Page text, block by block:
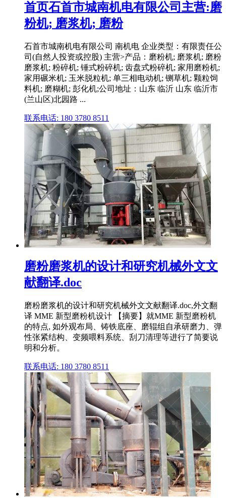
首页石首市城南机电有限公司主营:磨
粉机; 磨浆机; 磨粉
石首市城南机电有限公司 南机电 企业类型：有限责任公
司(自然人投资或控股) 主营>产品：磨粉机; 磨浆机; 磨粉
磨浆机; 粉碎机; 锤式粉碎机; 齿盘式粉碎机; 家用磨粉机;
家用碾米机; 玉米脱粒机; 单三相电动机; 铡草机; 颗粒饲
料机; 磨糊机; 彭化机;公司地址：山东 临沂 山东 临沂市
(兰山区)北园路 ...
联系电话: 180 3780 8511
磨粉磨浆机的设计和研究机械外文文
献翻译.doc
磨粉磨浆机的设计和研究机械外文文献翻译.doc,外文翻
译 MME 新型磨粉机设计 【摘要】就MME 新型磨粉机
的特点, 如外观布局、铸铁底座、磨辊组自承研磨力、弹
性张紧结构、变频喂料系统、刮刀清理等进行了简要说
明和分析。
联系电话: 180 3780 8511